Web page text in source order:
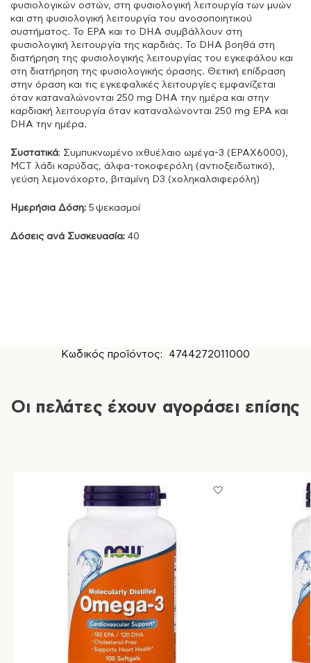
φυσιολογικών οστών, στη φυσιολογική λειτουργία των μυών
και στη φυσιολογική λειτουργία του ανοσοποιητικού
συστήματος. Το EPA και το DHA συμβάλλουν στη
φυσιολογική λειτουργία της καρδιάς. Το DHA βοηθά στη
διατήρηση της φυσιολογικής λειτουργίας του εγκεφάλου και
στη διατήρηση της φυσιολογικής όρασης. Θετική επίδραση
στην όραση και τις εγκεφαλικές λειτουργίες εμφανίζεται
όταν καταναλώνονται 250 mg DHA την ημέρα και στην
καρδιακή λειτουργία όταν καταναλώνονται 250 mg EPA και
DHA την ημέρα.
Συστατικά: Συμπυκνωμένο ιχθυέλαιο ωμέγα-3 (EPAX6000),
MCT λάδι καρύδας, άλφα-τοκοφερόλη (αντιοξειδωτικό),
γεύση λεμονόχορτο, βιταμίνη D3 (χοληκαλσιφερόλη)
Ημερήσια Δόση: 5 ψεκασμοί
Δόσεις ανά Συσκευασία: 40
Κωδικός προϊόντος: 4744272011000
Οι πελάτες έχουν αγοράσει επίσης